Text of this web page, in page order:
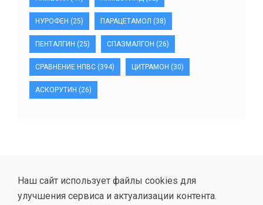
НУРОФЕН (25) ПАРАЦЕТАМОЛ (38)
ПЕНТАЛГИН (25) СПАЗМАЛГОН (26)
СРАВНЕНИЕ НПВС (394) ЦИТРАМОН (30)
АСКОРУТИН (26)
Наш сайт использует файлы cookies для
улучшения сервиса и актуализации контента.